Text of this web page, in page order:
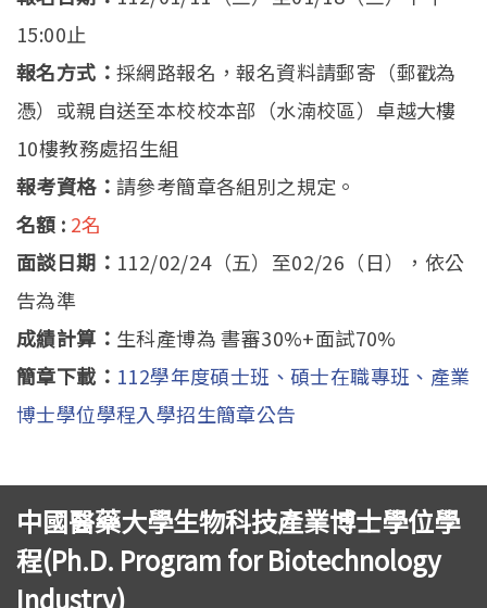
15:00止
報名方式： 採網路報名，報名資料請郵寄（郵戳為
憑）或親自送至本校校本部（水湳校區）卓越大樓
10樓教務處招生組
報考資格： 請參考簡章各組別之規定。
名額 : 2名
面談日期： 112/02/24（五）至02/26（日），依公
告為準
成績計算： 生科產博為 書審30%+面試70%
簡章下載： 112學年度碩士班、碩士在職專班、產業
博士學位學程入學招生簡章公告
中國醫藥大學生物科技產業博士學位學
程(Ph.D. Program for Biotechnology
Industry)